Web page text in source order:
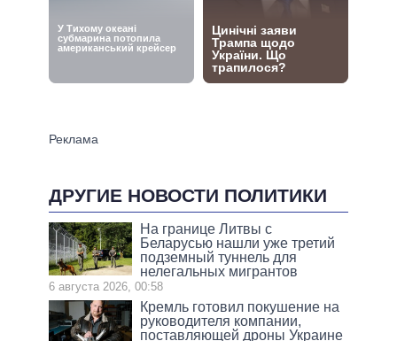
ДРУГИЕ НОВОСТИ ПОЛИТИКИ
На границе Литвы с
Беларусью нашли уже третий
подземный туннель для
нелегальных мигрантов
6 августа 2026, 00:58
Кремль готовил покушение на
руководителя компании,
поставляющей дроны Украине